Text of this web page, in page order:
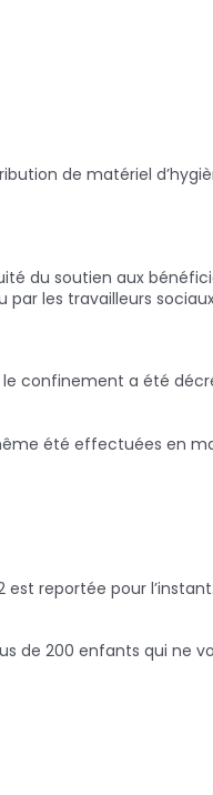
de matériel
du soutien aux
les travailleurs
confinement a été
été effectuées en
reportée pour
de 200 enfants qui ne